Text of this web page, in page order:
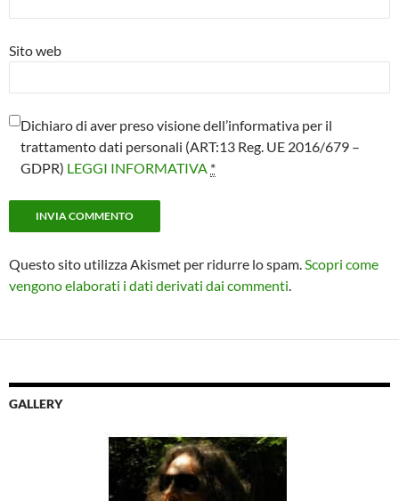
Sito web
Dichiaro di aver preso visione dell’informativa per il
trattamento dati personali (ART:13 Reg. UE 2016/679 –
GDPR) LEGGI INFORMATIVA *
Questo sito utilizza Akismet per ridurre lo spam.Scopri come
vengono elaborati i dati derivati dai commenti.
GALLERY